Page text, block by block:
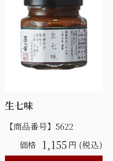
生七味
【商品番号】5622
価格 1,155 円 (税込)